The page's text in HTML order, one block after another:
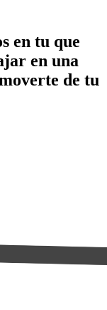
en tu que
en una
de tu